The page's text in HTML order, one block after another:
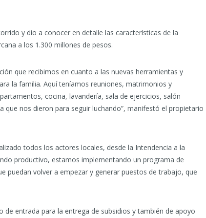
y dio a conocer en detalle las características de la
a los 1.300 millones de pesos.
que recibimos en cuanto a las nuevas herramientas y
la familia. Aquí teníamos reuniones, matrimonios y
cocina, lavandería, sala de ejercicios, salón
que nos dieron para seguir luchando”, manifestó el propietario
todos los actores locales, desde la Intendencia a la
productivo, estamos implementando un programa de
puedan volver a empezar y generar puestos de trabajo, que
entrada para la entrega de subsidios y también de apoyo